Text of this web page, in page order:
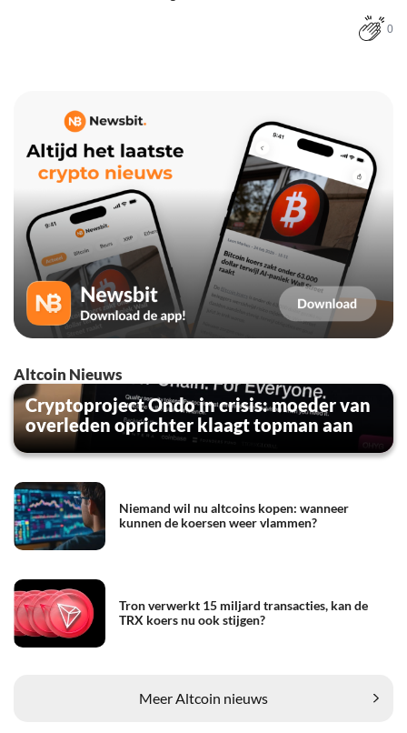
0
Altcoin Nieuws
Cryptoproject Ondo in crisis: moeder van
overleden oprichter klaagt topman aan
Niemand wil nu altcoins kopen: wanneer
kunnen de koersen weer vlammen?
Tron verwerkt 15 miljard transacties, kan de
TRX koers nu ook stijgen?
Meer Altcoin nieuws